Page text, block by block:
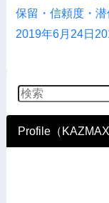
保留・信頼度・
2019年6月24日
Profile（KAZMAX